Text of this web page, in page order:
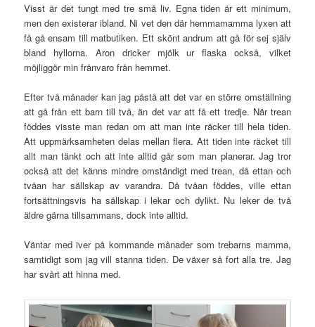
Visst är det tungt med tre små liv. Egna tiden är ett minimum,
men den existerar ibland. Ni vet den där hemmamamma lyxen att
få gå ensam till matbutiken. Ett skönt andrum att gå för sej själv
bland hyllorna. Aron dricker mjölk ur flaska också, vilket
möjliggör min frånvaro från hemmet.
Efter två månader kan jag påstå att det var en större omställning
att gå från ett barn till två, än det var att få ett tredje. När trean
föddes visste man redan om att man inte räcker till hela tiden.
Att uppmärksamheten delas mellan flera. Att tiden inte räcket till
allt man tänkt och att inte alltid går som man planerar. Jag tror
också att det känns mindre omständigt med trean, då ettan och
tvåan har sällskap av varandra. Då tvåan föddes, ville ettan
fortsättningsvis ha sällskap i lekar och dylikt. Nu leker de två
äldre gärna tillsammans, dock inte alltid.
Väntar med iver på kommande månader som trebarns mamma,
samtidigt som jag vill stanna tiden. De växer så fort alla tre. Jag
har svårt att hinna med.